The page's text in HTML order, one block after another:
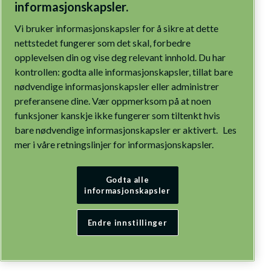
informasjonskapsler.
Vi bruker informasjonskapsler for å sikre at dette
nettstedet fungerer som det skal, forbedre
opplevelsen din og vise deg relevant innhold. Du har
kontrollen: godta alle informasjonskapsler, tillat bare
nødvendige informasjonskapsler eller administrer
preferansene dine. Vær oppmerksom på at noen
funksjoner kanskje ikke fungerer som tiltenkt hvis
bare nødvendige informasjonskapsler er aktivert. Les
mer i våre retningslinjer for informasjonskapsler.
Godta alle
informasjonskapsler
Endre innstillinger